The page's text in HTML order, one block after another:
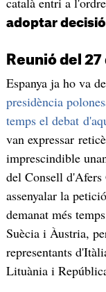
adoptar decisió
Reunió del
Espanya ja ho va
presidència
temps el debat
van expressar
imprescindible
del Consell d'Afers
assenyalar la
demanat més
Suècia i Àustria,
representants
Lituània i